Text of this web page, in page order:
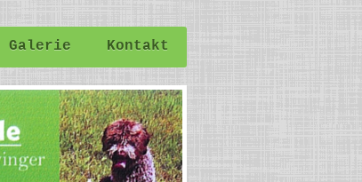
Galerie Kontakt